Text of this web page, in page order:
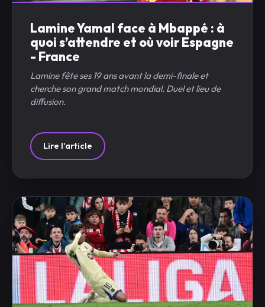
Lamine Yamal face à Mbappé : à
quoi s’attendre et où voir Espagne
- France
Lamine fête ses 19 ans avant la demi-finale et
cherche son grand match mondial. Duel et lieu de
diffusion.
Lire l'article